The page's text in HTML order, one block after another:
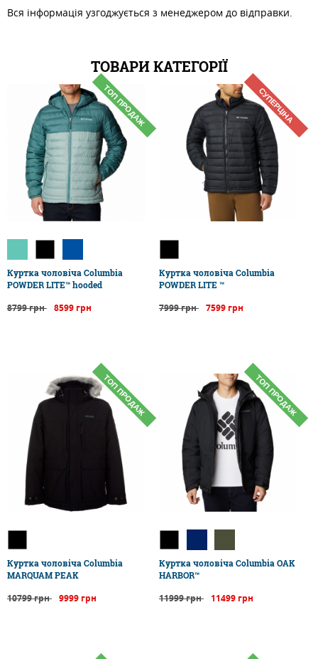
Вся інформація узгоджується з менеджером до відправки.
ТОВАРИ КАТЕГОРІЇ
ТОП ПРОДАЖ
Куртка чоловіча Columbia
POWDER LITE™ hooded
8799 грн 8599 грн
СУПЕРЦІНА
Куртка чоловіча Columbia
POWDER LITE ™
7999 грн 7599 грн
ТОП ПРОДАЖ
Куртка чоловіча Columbia
MARQUAM PEAK
10799 грн 9999 грн
ТОП ПРОДАЖ
Куртка чоловіча Columbia OAK
HARBOR™
11999 грн 11499 грн